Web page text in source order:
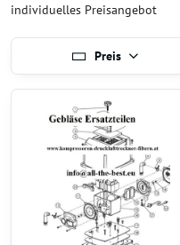
individuelles Preisangebot
Preis